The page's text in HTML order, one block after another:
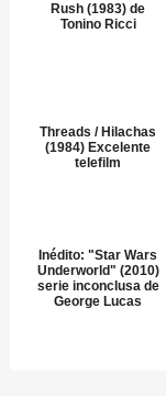
Rush (1983) de
Tonino Ricci
Threads / Hilachas
(1984) Excelente
telefilm
Inédito: "Star Wars
Underworld" (2010)
serie inconclusa de
George Lucas